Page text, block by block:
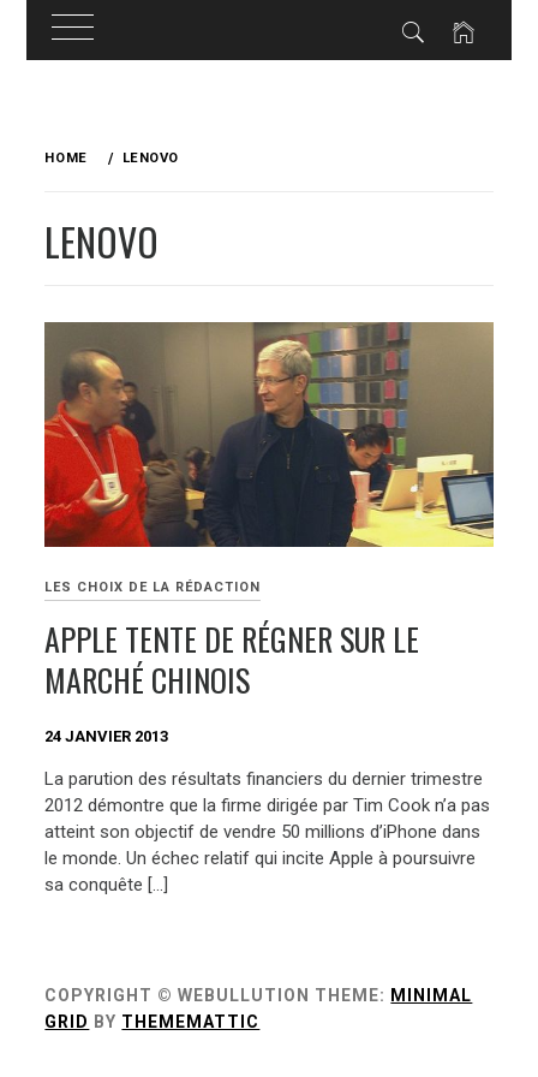
HOME LENOVO
LENOVO
LES CHOIX DE LA RÉDACTION
APPLE TENTE DE RÉGNER SUR LE
MARCHÉ CHINOIS
24 JANVIER 2013
La parution des résultats financiers du dernier trimestre
2012 démontre que la firme dirigée par Tim Cook n’a pas
atteint son objectif de vendre 50 millions d’iPhone dans
le monde. Un échec relatif qui incite Apple à poursuivre
sa conquête […]
COPYRIGHT © WEBULLUTION THEME: MINIMAL
GRID BY THEMEMATTIC